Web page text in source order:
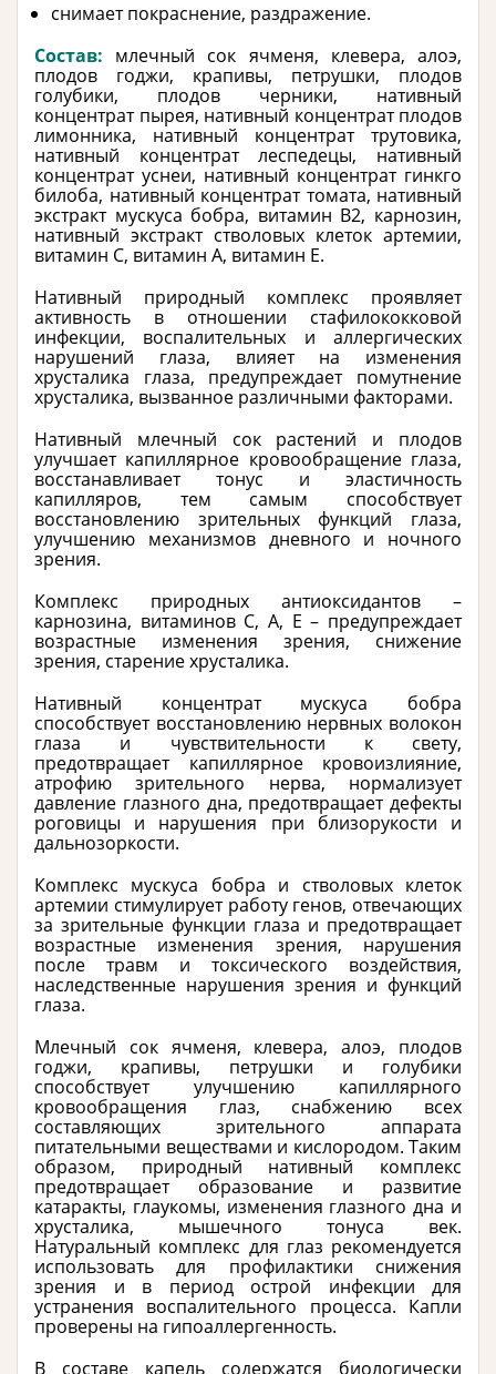
снимает покраснение, раздражение.
Состав: млечный сок ячменя, клевера, алоэ,
плодов годжи, крапивы, петрушки, плодов
голубики, плодов черники, нативный
концентрат пырея, нативный концентрат плодов
лимонника, нативный концентрат трутовика,
нативный концентрат леспедецы, нативный
концентрат уснеи, нативный концентрат гинкго
билоба, нативный концентрат томата, нативный
экстракт мускуса бобра, витамин В2, карнозин,
нативный экстракт стволовых клеток артемии,
витамин С, витамин А, витамин Е.
Нативный природный комплекс проявляет
активность в отношении стафилококковой
инфекции, воспалительных и аллергических
нарушений глаза, влияет на изменения
хрусталика глаза, предупреждает помутнение
хрусталика, вызванное различными факторами.
Нативный млечный сок растений и плодов
улучшает капиллярное кровообращение глаза,
восстанавливает тонус и эластичность
капилляров, тем самым способствует
восстановлению зрительных функций глаза,
улучшению механизмов дневного и ночного
зрения.
Комплекс природных антиоксидантов –
карнозина, витаминов С, А, Е – предупреждает
возрастные изменения зрения, снижение
зрения, старение хрусталика.
Нативный концентрат мускуса бобра
способствует восстановлению нервных волокон
глаза и чувствительности к свету,
предотвращает капиллярное кровоизлияние,
атрофию зрительного нерва, нормализует
давление глазного дна, предотвращает дефекты
роговицы и нарушения при близорукости и
дальнозоркости.
Комплекс мускуса бобра и стволовых клеток
артемии стимулирует работу генов, отвечающих
за зрительные функции глаза и предотвращает
возрастные изменения зрения, нарушения
после травм и токсического воздействия,
наследственные нарушения зрения и функций
глаза.
Млечный сок ячменя, клевера, алоэ, плодов
годжи, крапивы, петрушки и голубики
способствует улучшению капиллярного
кровообращения глаз, снабжению всех
составляющих зрительного аппарата
питательными веществами и кислородом. Таким
образом, природный нативный комплекс
предотвращает образование и развитие
катаракты, глаукомы, изменения глазного дна и
хрусталика, мышечного тонуса век.
Натуральный комплекс для глаз рекомендуется
использовать для профилактики снижения
зрения и в период острой инфекции для
устранения воспалительного процесса. Капли
проверены на гипоаллергенность.
В составе капель содержатся биологически